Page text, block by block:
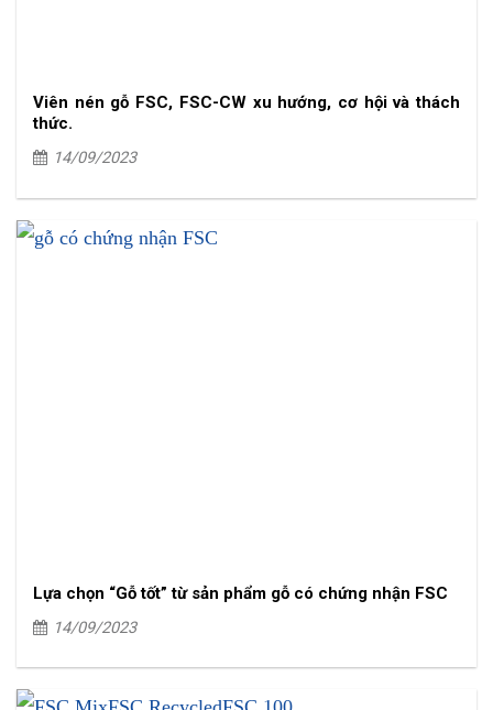
Viên nén gỗ FSC, FSC-CW xu hướng, cơ hội và thách
thức.
14/09/2023
Lựa chọn “Gỗ tốt” từ sản phẩm gỗ có chứng nhận FSC
14/09/2023